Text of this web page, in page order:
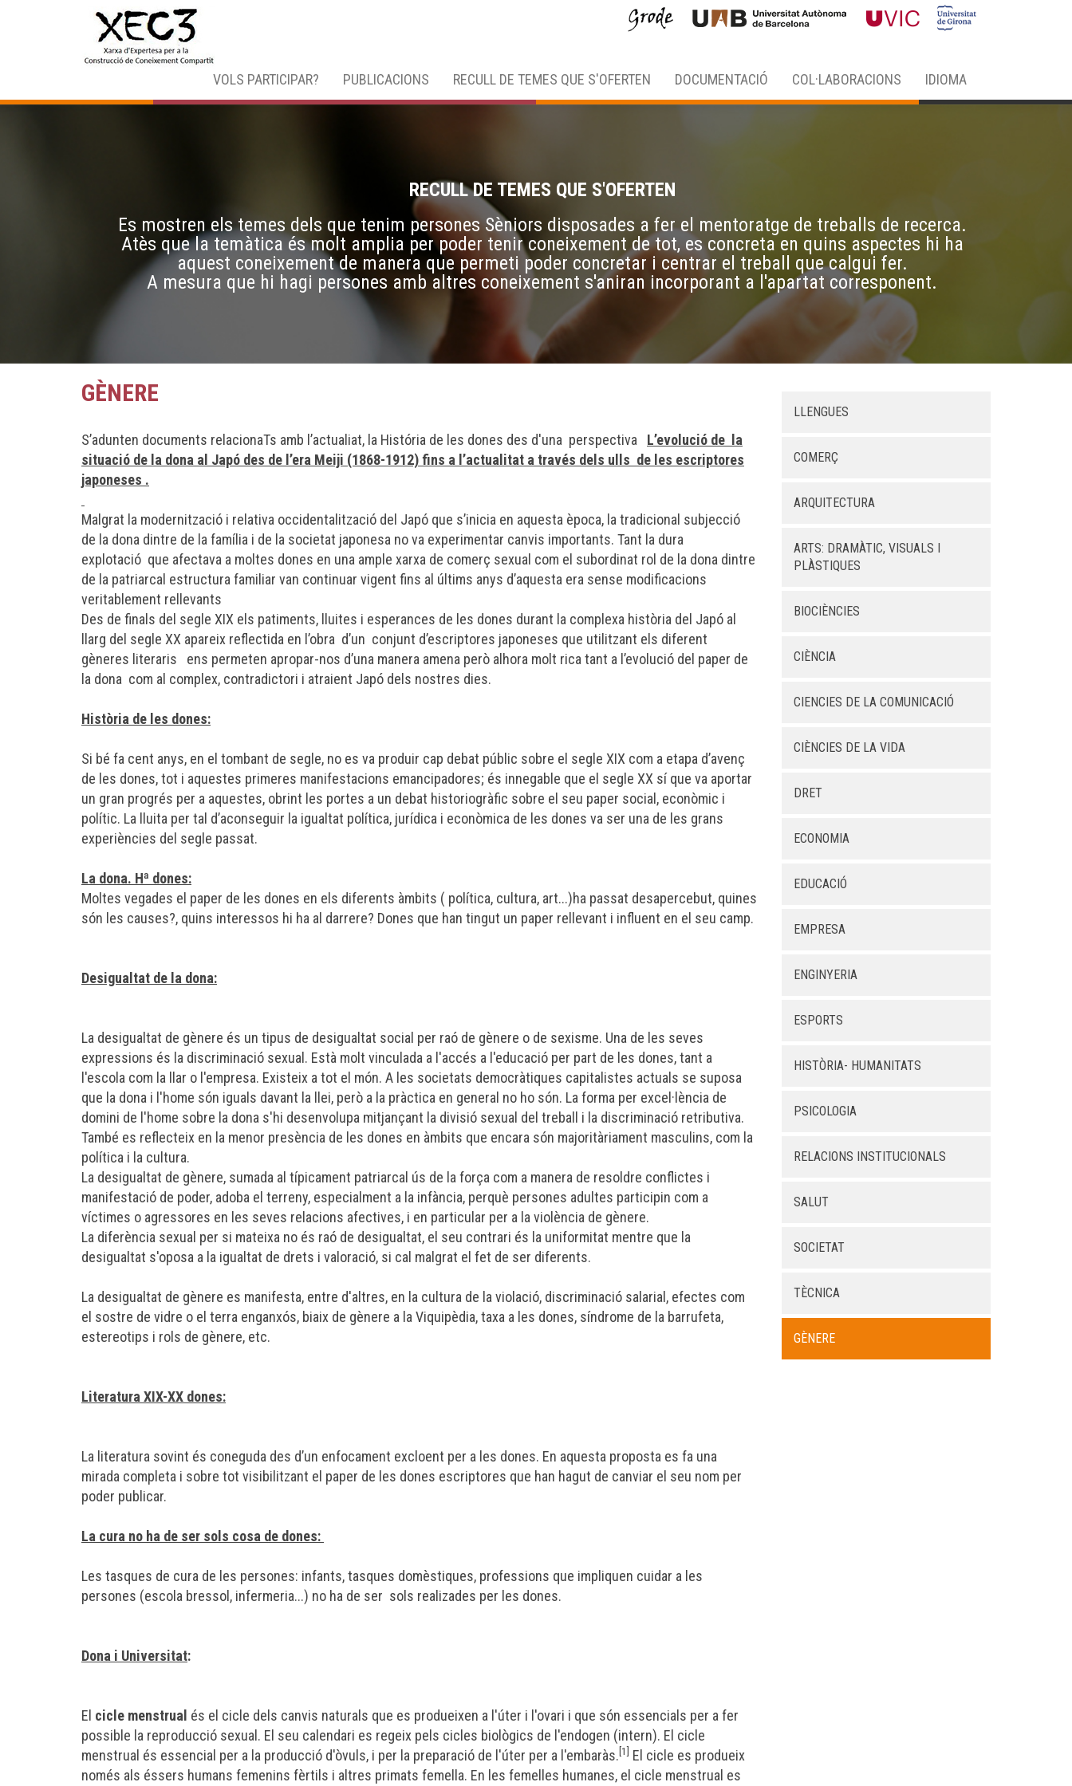
VOLS PARTICIPAR? PUBLICACIONS RECULL DE TEMES QUE S'OFERTEN DOCUMENTACIÓ COL·LABORACIONS IDIOMA
RECULL DE TEMES QUE S'OFERTEN
Es mostren els temes dels que tenim persones Sèniors disposades a fer el mentoratge de treballs de recerca.
Atès que la temàtica és molt amplia per poder tenir coneixement de tot, es concreta en quins aspectes hi ha
aquest coneixement de manera que permeti poder concretar i centrar el treball que calgui fer.
A mesura que hi hagi persones amb altres coneixement s'aniran incorporant a l'apartat corresponent.
GÈNERE
S’adunten documents relacionaTs amb l’actualiat, la História de les dones des d'una perspectiva L’evolució de la
situació de la dona al Japó des de l’era Meiji (1868-1912) fins a l’actualitat a través dels ulls de les escriptores
japoneses .
Malgrat la modernització i relativa occidentalització del Japó que s’inicia en aquesta època, la tradicional subjecció
de la dona dintre de la família i de la societat japonesa no va experimentar canvis importants. Tant la dura
explotació que afectava a moltes dones en una ample xarxa de comerç sexual com el subordinat rol de la dona dintre
de la patriarcal estructura familiar van continuar vigent fins al últims anys d’aquesta era sense modificacions
veritablement rellevants
Des de finals del segle XIX els patiments, lluites i esperances de les dones durant la complexa història del Japó al
llarg del segle XX apareix reflectida en l’obra d’un conjunt d’escriptores japoneses que utilitzant els diferent
gèneres literaris ens permeten apropar-nos d’una manera amena però alhora molt rica tant a l’evolució del paper de
la dona com al complex, contradictori i atraient Japó dels nostres dies.
Història de les dones:
Si bé fa cent anys, en el tombant de segle, no es va produir cap debat públic sobre el segle XIX com a etapa d’avenç
de les dones, tot i aquestes primeres manifestacions emancipadores; és innegable que el segle XX sí que va aportar
un gran progrés per a aquestes, obrint les portes a un debat historiogràfic sobre el seu paper social, econòmic i
polític. La lluita per tal d’aconseguir la igualtat política, jurídica i econòmica de les dones va ser una de les grans
experiències del segle passat.
La dona. Hª dones:
Moltes vegades el paper de les dones en els diferents àmbits ( política, cultura, art...)ha passat desapercebut, quines
són les causes?, quins interessos hi ha al darrere? Dones que han tingut un paper rellevant i influent en el seu camp.
Desigualtat de la dona:
La desigualtat de gènere és un tipus de desigualtat social per raó de gènere o de sexisme. Una de les seves
expressions és la discriminació sexual. Està molt vinculada a l'accés a l'educació per part de les dones, tant a
l'escola com la llar o l'empresa. Existeix a tot el món. A les societats democràtiques capitalistes actuals se suposa
que la dona i l'home són iguals davant la llei, però a la pràctica en general no ho són. La forma per excel·lència de
domini de l'home sobre la dona s'hi desenvolupa mitjançant la divisió sexual del treball i la discriminació retributiva.
També es reflecteix en la menor presència de les dones en àmbits que encara són majoritàriament masculins, com la
política i la cultura.
La desigualtat de gènere, sumada al típicament patriarcal ús de la força com a manera de resoldre conflictes i
manifestació de poder, adoba el terreny, especialment a la infància, perquè persones adultes participin com a
víctimes o agressores en les seves relacions afectives, i en particular per a la violència de gènere.
La diferència sexual per si mateixa no és raó de desigualtat, el seu contrari és la uniformitat mentre que la
desigualtat s'oposa a la igualtat de drets i valoració, si cal malgrat el fet de ser diferents.
La desigualtat de gènere es manifesta, entre d'altres, en la cultura de la violació, discriminació salarial, efectes com
el sostre de vidre o el terra enganxós, biaix de gènere a la Viquipèdia, taxa a les dones, síndrome de la barrufeta,
estereotips i rols de gènere, etc.
Literatura XIX-XX dones:
La literatura sovint és coneguda des d’un enfocament excloent per a les dones. En aquesta proposta es fa una
mirada completa i sobre tot visibilitzant el paper de les dones escriptores que han hagut de canviar el seu nom per
poder publicar.
La cura no ha de ser sols cosa de dones:
Les tasques de cura de les persones: infants, tasques domèstiques, professions que impliquen cuidar a les
persones (escola bressol, infermeria...) no ha de ser sols realizades per les dones.
Dona i Universitat:
El cicle menstrual és el cicle dels canvis naturals que es produeixen a l'úter i l'ovari i que són essencials per a fer
possible la reproducció sexual . El seu calendari es regeix pels cicles biològics de l'endogen (intern). El cicle
menstrual és essencial per a la producció d'òvuls, i per la preparació de l'úter per a l'embaràs.[1] El cicle es produeix
només als éssers humans femenins fèrtils i altres primats femella. En les femelles humanes, el cicle menstrual es
LLENGUES
COMERÇ
ARQUITECTURA
ARTS: DRAMÀTIC, VISUALS I
PLÀSTIQUES
BIOCIÈNCIES
CIÈNCIA
CIENCIES DE LA COMUNICACIÓ
CIÈNCIES DE LA VIDA
DRET
ECONOMIA
EDUCACIÓ
EMPRESA
ENGINYERIA
ESPORTS
HISTÒRIA- HUMANITATS
PSICOLOGIA
RELACIONS INSTITUCIONALS
SALUT
SOCIETAT
TÈCNICA
GÈNERE